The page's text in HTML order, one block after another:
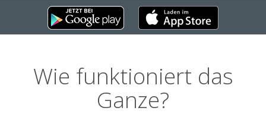
Wie funktioniert das
Ganze?